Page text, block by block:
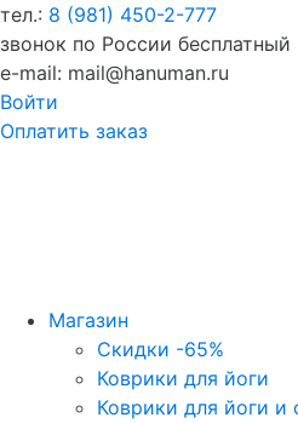
тел.: 8 (981) 450-2-777
звонок по России бесплатный
e-mail: mail@hanuman.ru
Войти
Оплатить заказ
Магазин
Скидки -65%
Коврики для йоги
Коврики для йоги и